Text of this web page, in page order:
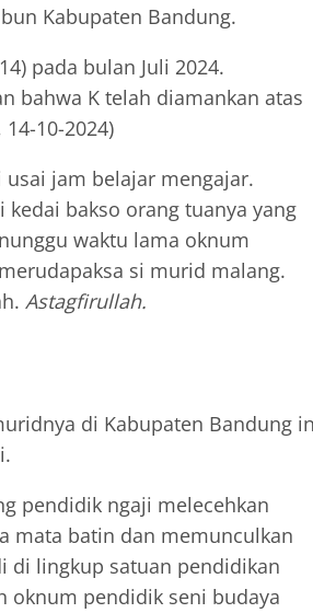
Kabupaten Bandung.
pada bulan Juli 2024.
bahwa K telah diamankan atas
14-10-2024)
jam belajar mengajar.
bakso orang tuanya yang
waktu lama oknum
si murid malang.
Astagfirullah.
di Kabupaten Bandung
pendidik ngaji melecehkan
mata batin dan memunculkan
di lingkup satuan pendidikan
oknum pendidik seni budaya